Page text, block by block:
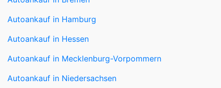
Autoankauf in Hamburg
Autoankauf in Hessen
Autoankauf in Mecklenburg-Vorpommern
Autoankauf in Niedersachsen